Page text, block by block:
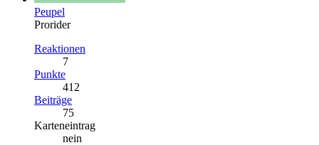
Peupel
Prorider
Reaktionen
7
Punkte
412
Beiträge
75
Karteneintrag
nein